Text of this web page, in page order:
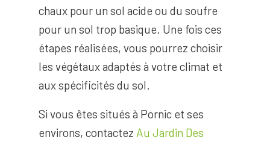
chaux pour un sol acide ou du soufre
pour un sol trop basique. Une fois ces
étapes réalisées, vous pourrez choisir
les végétaux adaptés à votre climat et
aux spécificités du sol.
Si vous êtes situés à Pornic et ses
environs, contactez Au Jardin Des